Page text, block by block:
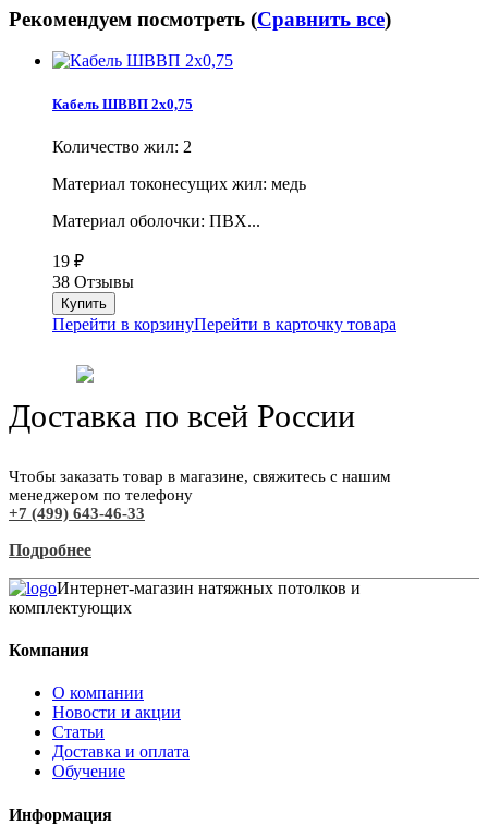
Рекомендуем посмотреть (Сравнить все)
Кабель ШВВП 2х0,75
Количество жил: 2
Материал токонесущих жил: медь
Материал оболочки: ПВХ...
19 ₽
38 Отзывы
Перейти в корзинуПерейти в карточку товара
Доставка по всей России
Чтобы заказать товар в магазине, свяжитесь с нашим
менеджером по телефону
+7 (499) 643-46-33
Подробнее
Интернет-магазин натяжных потолков и
комплектующих
Компания
О компании
Новости и акции
Статьи
Доставка и оплата
Обучение
Информация